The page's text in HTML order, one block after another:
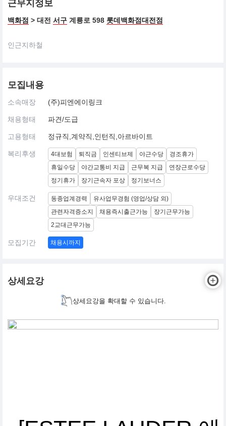
근무지정보
백화점 > 대전 서구 계룡로 598 롯데백화점대전점
인근지하철
모집내용
소속매장 (주)피엔에이링크
채용형태 파견/도급
고용형태 정규직,계약직,인턴직,아르바이트
복리후생 4대보험 퇴직금 인센티브제 야근수당
경조휴가
휴일수당
야간교통비 지급 근무복 지급
연장근로수당
정기휴가
장기근속자 포상 정기보너스
우대조건 동종업계경력
유사업무경험 (영업/상담 외)
관련자격증소지
채용즉시출근가능
장기근무가능
2교대근무가능
모집기간 채용시까지
상세요강
상세요강을 확대할 수 있습니다.